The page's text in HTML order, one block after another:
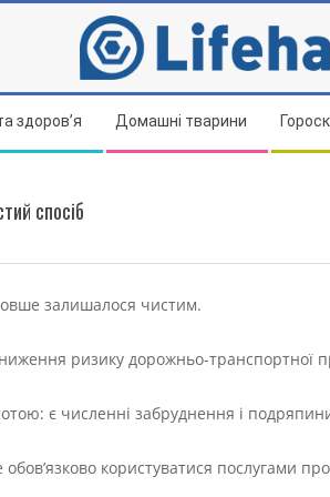
здоров’я Домашні тварини
спосіб
залишалося чистим.
ризику дорожньо-транспортної
є численні забруднення і
користуватися послугами